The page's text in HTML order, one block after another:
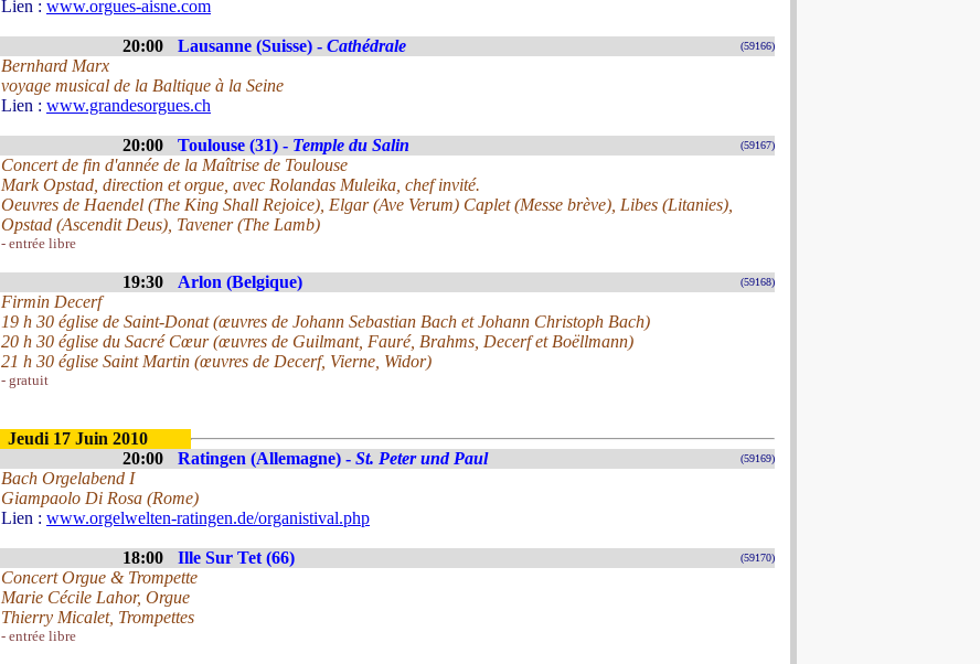
Lien : www.orgues-aisne.com
20:00 Lausanne (Suisse) - Cathédrale (59166)
Bernhard Marx
voyage musical de la Baltique à la Seine
Lien : www.grandesorgues.ch
20:00 Toulouse (31) - Temple du Salin (59167)
Concert de fin d'année de la Maîtrise de Toulouse
Mark Opstad, direction et orgue, avec Rolandas Muleika, chef invité.
Oeuvres de Haendel (The King Shall Rejoice), Elgar (Ave Verum) Caplet (Messe brève), Libes (Litanies),
Opstad (Ascendit Deus), Tavener (The Lamb)
- entrée libre
19:30 Arlon (Belgique) (59168)
Firmin Decerf
19 h 30 église de Saint-Donat (œuvres de Johann Sebastian Bach et Johann Christoph Bach)
20 h 30 église du Sacré Cœur (œuvres de Guilmant, Fauré, Brahms, Decerf et Boëllmann)
21 h 30 église Saint Martin (œuvres de Decerf, Vierne, Widor)
- gratuit
Jeudi 17 Juin 2010
20:00
Ratingen (Allemagne) - St. Peter und Paul (59169)
Bach Orgelabend I
Giampaolo Di Rosa (Rome)
Lien : www.orgelwelten-ratingen.de/organistival.php
18:00 Ille Sur Tet (66) (59170)
Concert Orgue & Trompette
Marie Cécile Lahor, Orgue
Thierry Micalet, Trompettes
- entrée libre